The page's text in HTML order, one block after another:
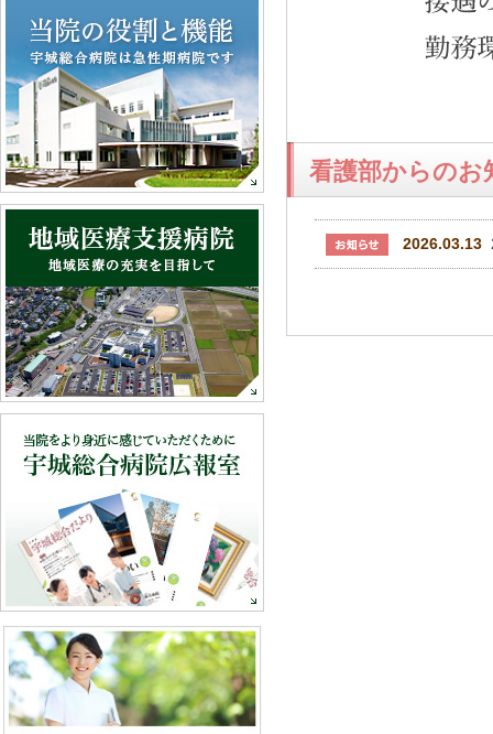
看護部からのお
2026.03.13